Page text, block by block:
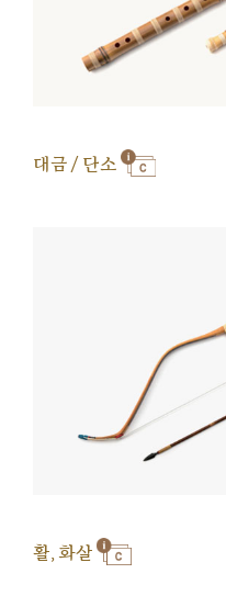
대금 / 단소
활, 화살